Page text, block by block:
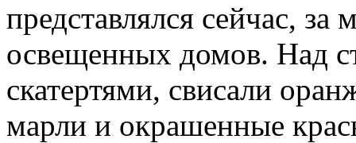
представлялся сейчас,
освещенных домов. Над
скатертями, свисали
марли и окрашенные